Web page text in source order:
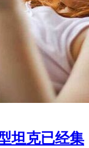
坦克已经集